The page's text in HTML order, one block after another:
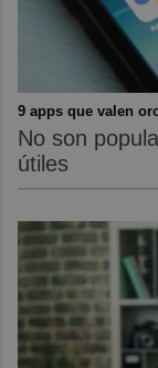
9 apps que valen
No son
útiles